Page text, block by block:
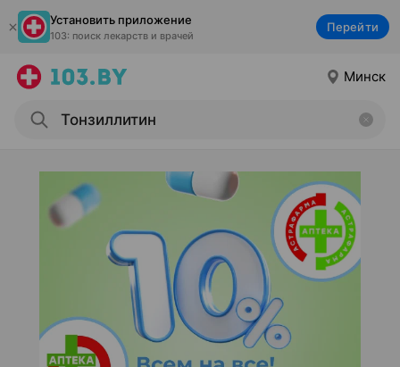
Установить приложение
103: поиск лекарств и врачей
Перейти
Минск